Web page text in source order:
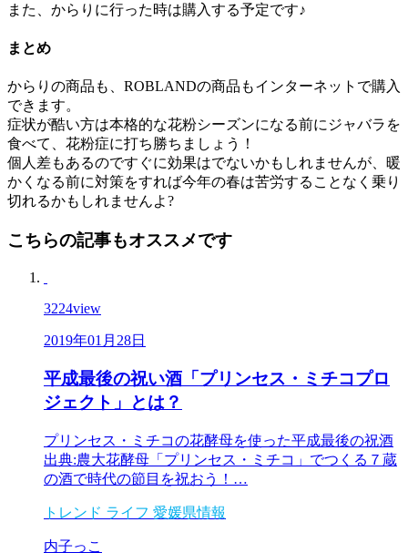
また、からりに行った時は購入する予定です♪
まとめ
からりの商品も、ROBLANDの商品もインターネットで購入
できます。
症状が酷い方は本格的な花粉シーズンになる前にジャバラを
食べて、花粉症に打ち勝ちましょう！
個人差もあるのですぐに効果はでないかもしれませんが、暖
かくなる前に対策をすれば今年の春は苦労することなく乗り
切れるかもしれませんよ?
こちらの記事もオススメです
3224view
2019年01月28日
平成最後の祝い酒「プリンセス・ミチコプロ
ジェクト」とは？
プリンセス・ミチコの花酵母を使った平成最後の祝酒
出典:農大花酵母「プリンセス・ミチコ」でつくる７蔵
の酒で時代の節目を祝おう！…
トレンド ライフ 愛媛県情報
内子っこ